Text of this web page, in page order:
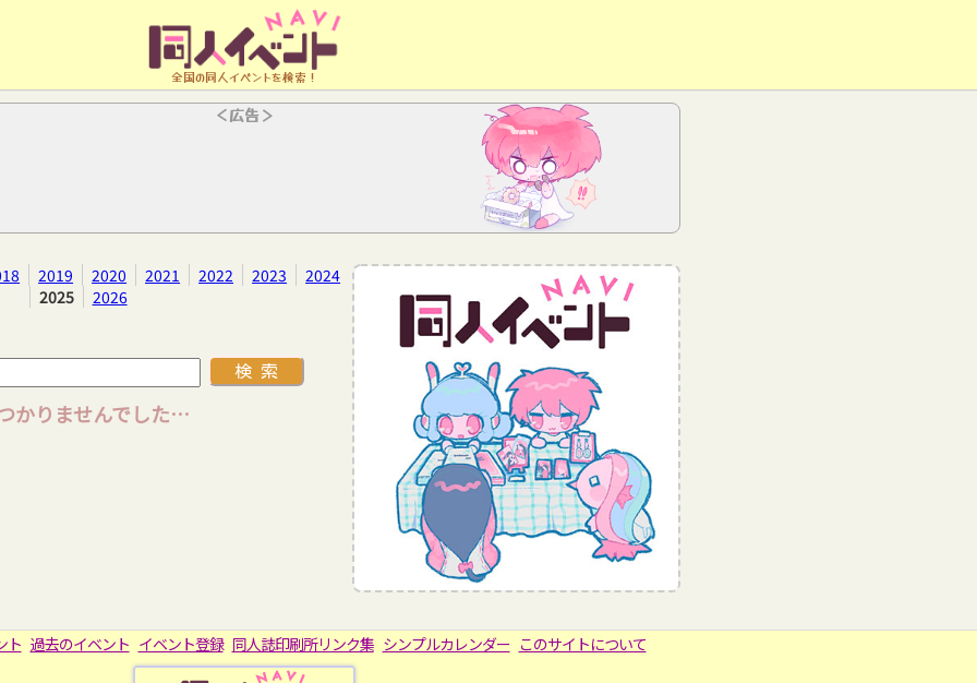
全国の同人イベントを検索！
＜広告＞
2019 2020 2021 2022 2023
2024
2025
2026
かりませんでした…
ト 過去のイベント イベント登録 同人誌印刷所リンク集 シンプルカレンダー このサイトについて